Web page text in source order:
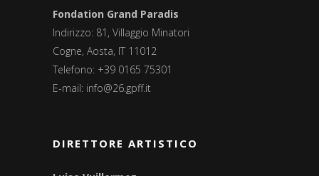
Fondation Grand Paradis
Indirizzo: 81, Villaggio Minatori
Cogne, Aosta, IT 11012
Telefono: +39 0165 75301
E-mail: info@26.gpff.it
DIRETTORE ARTISTICO